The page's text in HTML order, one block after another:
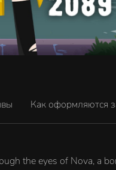
Как оформляются
the eyes of Nova, a